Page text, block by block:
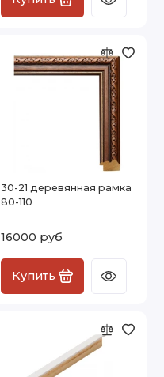
30-21 деревянная рамка
80-110
16000 руб
Купить